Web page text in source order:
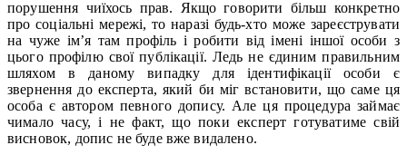
порушення чиїхось прав. Якщо говорити більш конкретно
про соціальні мережі, то наразі будь-хто може зареєструвати
на чуже ім’я там профіль і робити від імені іншої особи з
цього профілю свої публікації. Ледь не єдиним правильним
шляхом в даному випадку для ідентифікації особи є
звернення до експерта, який би міг встановити, що саме ця
особа є автором певного допису. Але ця процедура займає
чимало часу, і не факт, що поки експерт готуватиме свій
висновок, допис не буде вже видалено.